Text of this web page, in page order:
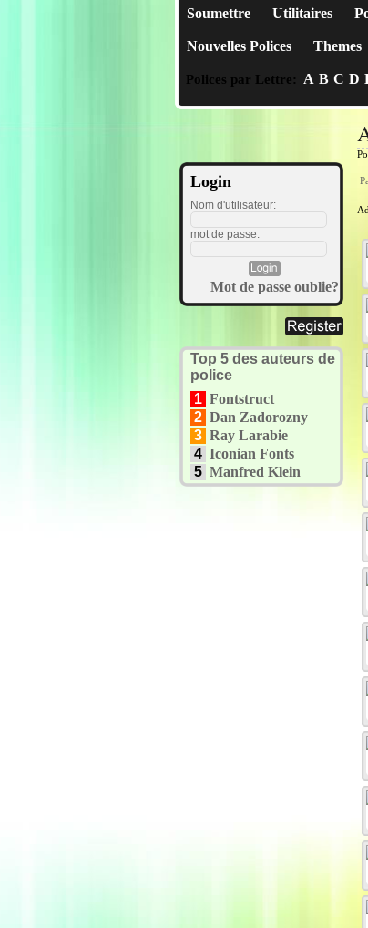
Soumettre Utilitaires
Nouvelles Polices Themes
Polices par Lettre: A B C D
Login
Nom d'utilisateur:
mot de passe:
Mot de passe oublie?
Top 5 des auteurs de
police
1 Fontstruct
2 Dan Zadorozny
3 Ray Larabie
4 Iconian Fonts
5 Manfred Klein